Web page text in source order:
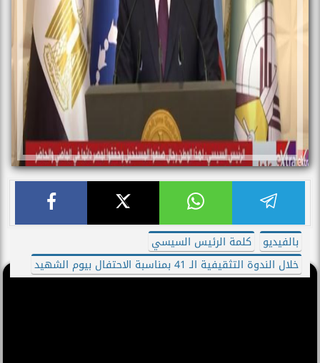
بالفيديو
كلمة الرئيس السيسي
خلال الندوة التثقيفية الـ 41 بمناسبة الاحتفال بيوم الشهيد